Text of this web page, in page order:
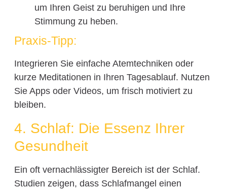
um Ihren Geist zu beruhigen und Ihre
Stimmung zu heben.
Praxis-Tipp:
Integrieren Sie einfache Atemtechniken oder
kurze Meditationen in Ihren Tagesablauf. Nutzen
Sie Apps oder Videos, um frisch motiviert zu
bleiben.
4. Schlaf: Die Essenz Ihrer
Gesundheit
Ein oft vernachlässigter Bereich ist der Schlaf.
Studien zeigen, dass Schlafmangel einen